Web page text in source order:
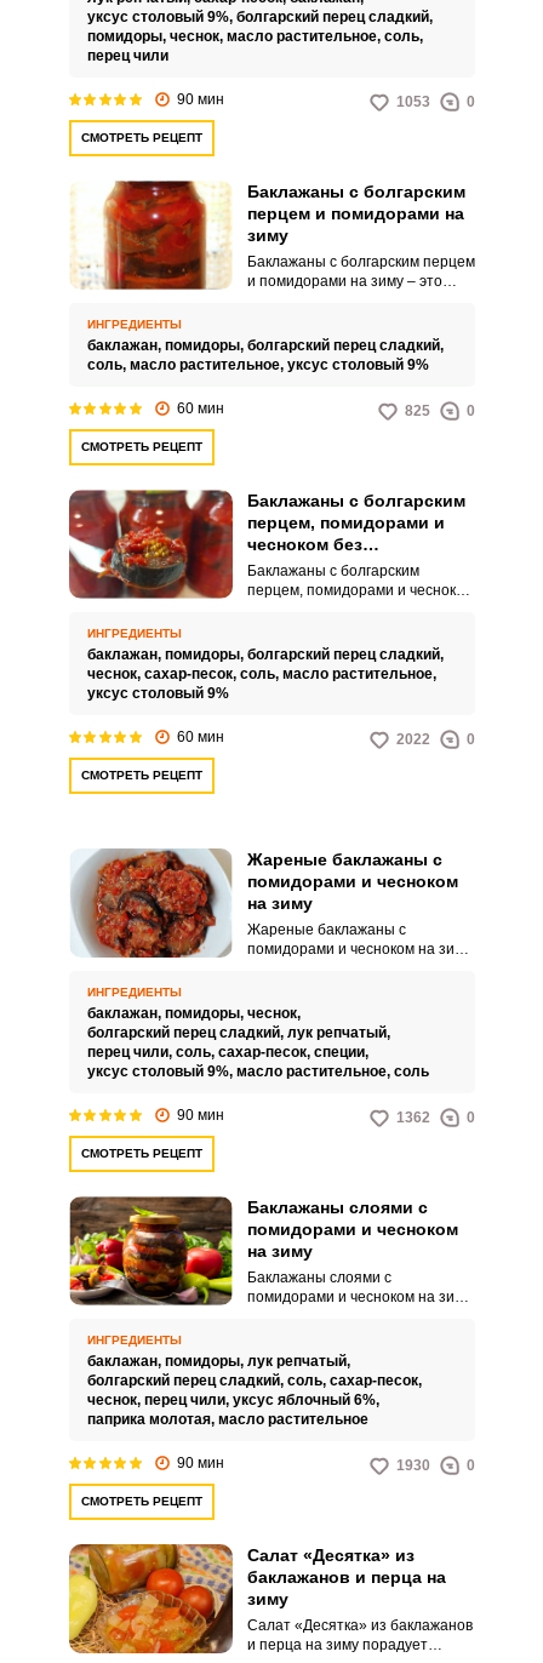
домашней кухне. Салат
покоряет своим неповторимым
уксус столовый 9%, болгарский перец сладкий,
помидоры, чеснок, масло растительное, соль,
перец чили
90 мин 1053 0
СМОТРЕТЬ РЕЦЕПТ
Баклажаны с болгарским
перцем и помидорами на
зиму
Баклажаны с болгарским перцем
и помидорами на зиму – это
станет прекрасным
дополнением вашего стола.
ИНГРЕДИЕНТЫ
баклажан, помидоры, болгарский перец сладкий,
соль, масло растительное, уксус столовый 9%
60 мин 825 0
СМОТРЕТЬ РЕЦЕПТ
Баклажаны с болгарским
перцем, помидорами и
чесноком без
стерилизации на зиму
Баклажаны с болгарским
перцем, помидорами и чесноком
овощи вкусно и просто. Зимой
синенькие стоят достаточно
ИНГРЕДИЕНТЫ
баклажан, помидоры, болгарский перец сладкий,
чеснок, сахар-песок, соль, масло растительное,
уксус столовый 9%
60 мин 2022 0
СМОТРЕТЬ РЕЦЕПТ
Жареные баклажаны с
помидорами и чесноком
на зиму
Жареные баклажаны с
помидорами и чесноком на зиму
удивительным ароматом.
Заготовка идеально дополнит
ваш домашний или
праздничный стол.
ИНГРЕДИЕНТЫ
баклажан, помидоры, чеснок,
болгарский перец сладкий, лук репчатый,
перец чили, соль, сахар-песок, специи,
уксус столовый 9%, масло растительное, соль
90 мин 1362 0
СМОТРЕТЬ РЕЦЕПТ
Баклажаны слоями с
помидорами и чесноком
на зиму
Баклажаны слоями с
помидорами и чесноком на зиму
которая станет прекрасным
дополнением вашего
домашнего или праздничного
стола. Угощение можно просто
дополнение к горячим блюдам.
ИНГРЕДИЕНТЫ
баклажан, помидоры, лук репчатый,
болгарский перец сладкий, соль, сахар-песок,
чеснок, перец чили, уксус яблочный 6%,
паприка молотая, масло растительное
90 мин 1930 0
СМОТРЕТЬ РЕЦЕПТ
Салат «Десятка» из
баклажанов и перца на
зиму
Салат «Десятка» из баклажанов
и перца на зиму порадует
Запомнить меня
ЕЩЕ НЕ ЗАРЕГИСТРИРОВАННЫ?
Забыли пароль?